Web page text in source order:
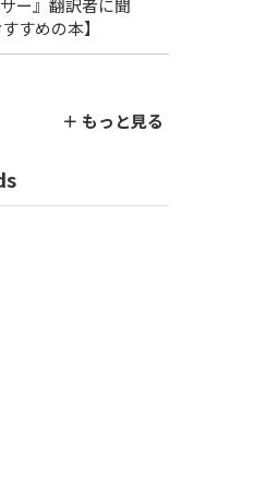
ー』翻訳者に聞
すめの本】
＋ もっと見る